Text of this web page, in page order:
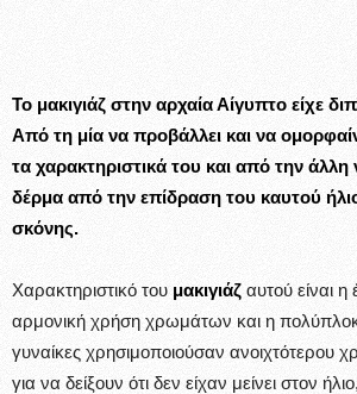
Το μακιγιάζ στην αρχαία Αίγυπτο είχε
Από τη μία να προβάλλει και να
τα χαρακτηριστικά του και από την
δέρμα από την επίδραση του καυτού
σκόνης.
Χαρακτηριστικό του μακιγιάζ αυτού είναι
αρμονική χρήση χρωμάτων και η
γυναίκες χρησιμοποιούσαν ανοιχτότερου
για να δείξουν ότι δεν είχαν μείνει στον